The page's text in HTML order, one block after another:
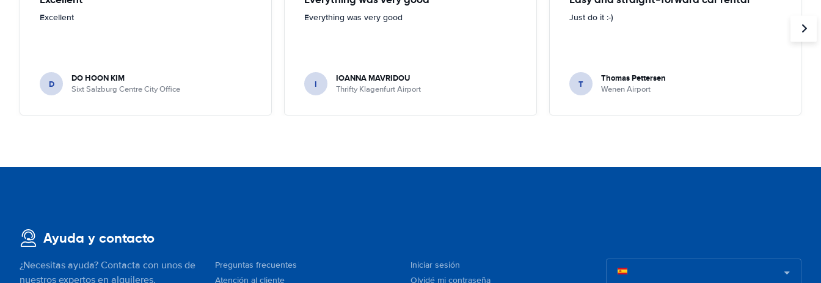
Excellent
D DO HOON KIM
Sixt Salzburg Centre City Office
Everything was very good
I IOANNA MAVRIDOU
Thrifty Klagenfurt Airport
Just do it :-)
T Thomas Pettersen
Wenen Airport
Ayuda y contacto
¿Necesitas ayuda? Contacta con unos de
nuestros expertos en alquileres.
Preguntas frecuentes
Atención al cliente
Iniciar sesión
Olvidé mi contraseña